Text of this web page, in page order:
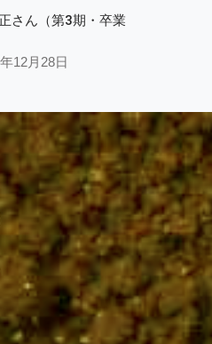
さん（第3期・卒業
12月28日